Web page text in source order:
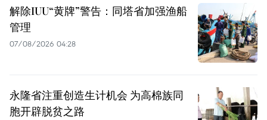
解除IUU“黄牌”警告：同塔省加强渔船
管理
07/08/2026 04:28
永隆省注重创造生计机会 为高棉族同
胞开辟脱贫之路